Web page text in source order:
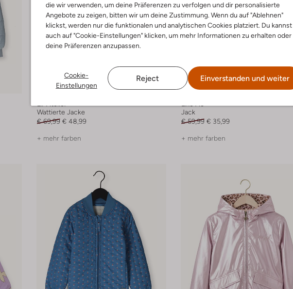
die wir verwenden, um deine Präferenzen zu verfolgen und dir personalisierte
Angebote zu zeigen, bitten wir um deine Zustimmung. Wenn du auf "Ablehnen"
klickst, werden nur die funktionalen und analytischen Cookies platziert. Du kannst
auch auf "Cookie-Einstellungen" klicken, um mehr Informationen zu erhalten oder
deine Präferenzen anzupassen.
Cookie-
Einstellungen
Reject Einverstanden und weiter
-30%
Wattierte Jacke
€ 69,99 € 48,99
+ mehr farben
-40%
Jack
€ 59,99 € 35,99
+ mehr farben